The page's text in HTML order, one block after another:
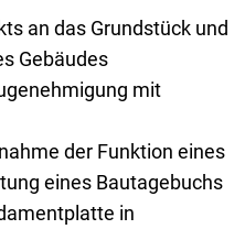
an das Grundstück und
Gebäudes
mit
der Funktion eines
eines Bautagebuchs
in